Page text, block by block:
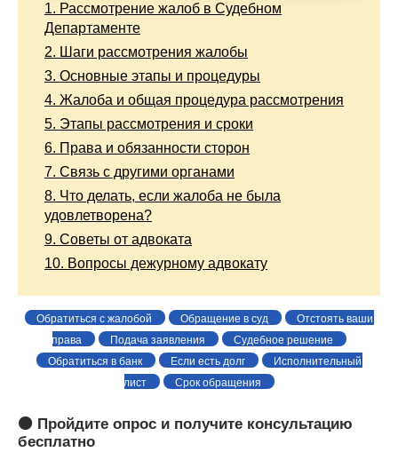
1. Рассмотрение жалоб в Судебном
Департаменте
2. Шаги рассмотрения жалобы
3. Основные этапы и процедуры
4. Жалоба и общая процедура рассмотрения
5. Этапы рассмотрения и сроки
6. Права и обязанности сторон
7. Связь с другими органами
8. Что делать, если жалоба не была
удовлетворена?
9. Советы от адвоката
10. Вопросы дежурному адвокату
Обратиться с жалобой Обращение в суд
Отстоять ваши
права
Подача заявления
Судебное решение
Обратиться в банк
Если есть долг
Исполнительный
лист
Срок обращения
🟠 Пройдите опрос и получите консультацию
бесплатно